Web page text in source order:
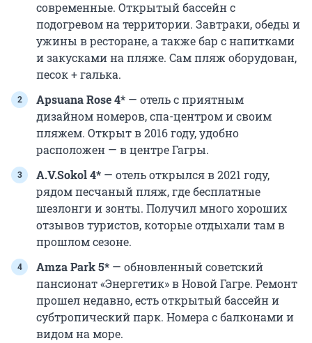
современные. Открытый бассейн с
подогревом на территории. Завтраки, обеды и
ужины в ресторане, а также бар с напитками
и закусками на пляже. Сам пляж оборудован,
песок + галька.
Apsuana Rose 4* — отель с приятным
дизайном номеров, спа-центром и своим
пляжем. Открыт в 2016 году, удобно
расположен — в центре Гагры.
А.V.Sokol 4* — отель открылся в 2021 году,
рядом песчаный пляж, где бесплатные
шезлонги и зонты. Получил много хороших
отзывов туристов, которые отдыхали там в
прошлом сезоне.
Amza Park 5* — обновленный советский
пансионат «Энергетик» в Новой Гагре. Ремонт
прошел недавно, есть открытый бассейн и
субтропический парк. Номера с балконами и
видом на море.